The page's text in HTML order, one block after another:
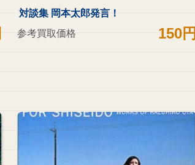
対談集 岡本太郎発言！
参考買取価格
150円